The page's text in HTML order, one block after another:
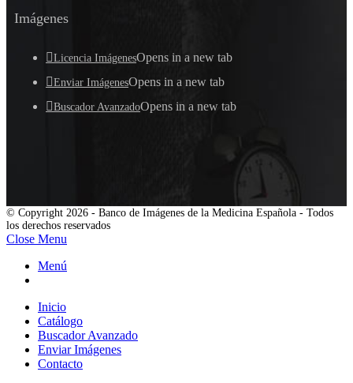
Imágenes
Licencia ImágenesOpens in a new tab
Enviar ImágenesOpens in a new tab
Buscador AvanzadoOpens in a new tab
© Copyright 2026 - Banco de Imágenes de la Medicina Española - Todos
los derechos reservados
Close Menu
Menú
Inicio
Catálogo
Buscador Avanzado
Enviar Imágenes
Contacto